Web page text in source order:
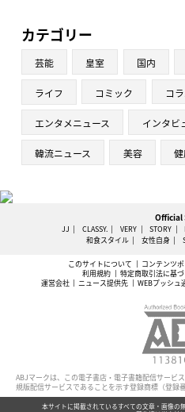
カテゴリー
芸能 皇室 国内
ライフ コミック コ
エンタメニュース インタビ
韓流ニュース 美容
Official
JJ CLASSY. VERY STORY
和食スタイル
女性自身
このサイトについて コンテンツ
利用規約
特定商取引法に基
運営会社
ニュース提供先 WEBプッシュ
ABJマークは、この電子書店・電子書籍配信サービ
規版配信サービスであることを示す登録商標（登録
本サイトに掲載されているすべての文章・画像の